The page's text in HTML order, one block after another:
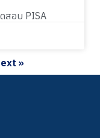
สอบ PISA
»